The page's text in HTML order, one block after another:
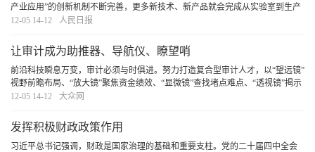
产业应用”的创新机制不断完善，更多新技术、新产品就会完成从实验室到生产
线的“关键一跃”，从而加快培育新质生产力，为推进中国式现代化注入强劲动
12-05 14-12 人民日报
让审计成为助推器、导航仪、瞭望哨
前沿科技瞬息万变，审计必须与时俱进。努力打造复合型审计人才，以“望远镜”
视野前瞻布局、“放大镜”聚焦资金绩效、“显微镜”查找堵点难点、“透视镜”揭示
深层问题，定能在加快培育新质生产力、塑造发展新动能新优势方面展现更大
12-05 14-12 大众网
发挥积极财政政策作用
习近平总书记强调，财政是国家治理的基础和重要支柱。党的二十届四中全会